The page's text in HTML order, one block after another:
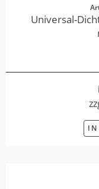
Universal-
IN